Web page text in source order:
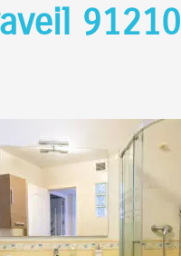
91210